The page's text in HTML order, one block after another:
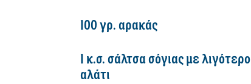
100 γρ. αρακάς
1 κ.σ. σάλτσα σόγιας με λιγότερο
αλάτι